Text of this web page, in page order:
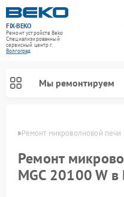
FIX-BEKO
Ремонт устройств Beko
Специализированный
cервисный центр г.
Волгоград
Мы ремонтируем
Ремонт микроволновой печи
Ремонт
MGC 20100 W в